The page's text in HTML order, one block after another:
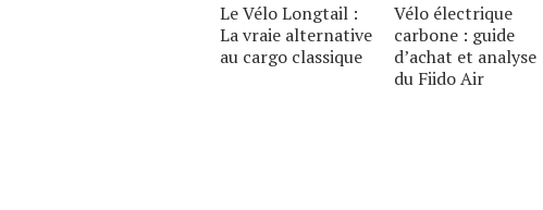
Le Vélo Longtail :
La vraie alternative
au cargo classique
Vélo électrique
carbone : guide
d’achat et analyse
du Fiido Air